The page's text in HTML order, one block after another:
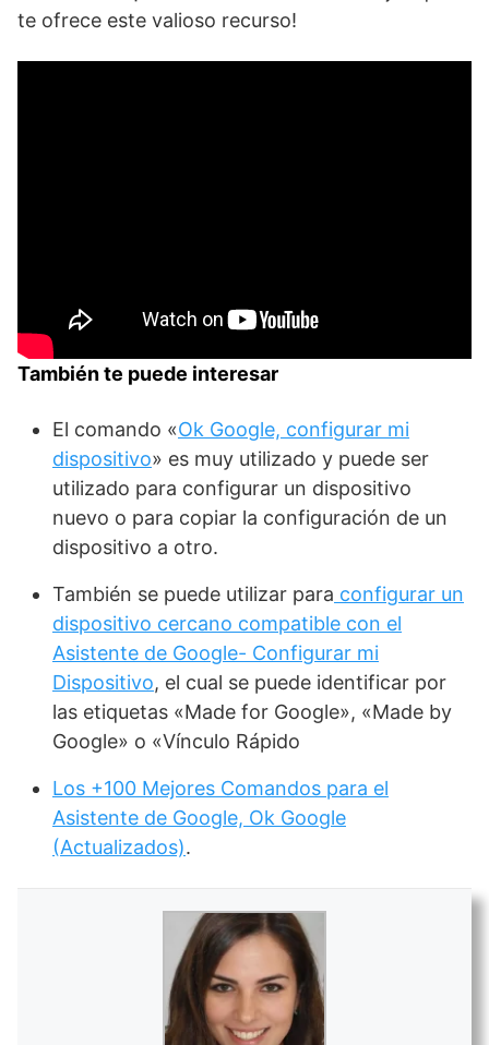
te ofrece este valioso recurso!
También te puede interesar
El comando «Ok Google, configurar mi
dispositivo» es muy utilizado y puede ser
utilizado para configurar un dispositivo
nuevo o para copiar la configuración de un
dispositivo a otro.
También se puede utilizar para configurar un
dispositivo cercano compatible con el
Asistente de Google- Configurar mi
Dispositivo, el cual se puede identificar por
las etiquetas «Made for Google», «Made by
Google» o «Vínculo Rápido
Los +100 Mejores Comandos para el
Asistente de Google, Ok Google
(Actualizados).